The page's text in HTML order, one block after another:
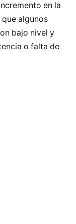
en la
algunos
bajo nivel y
o falta de